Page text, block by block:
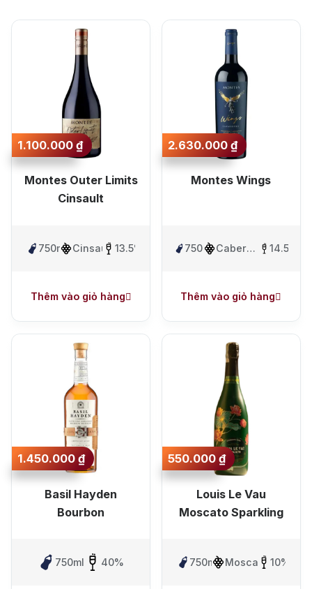
Jack
giá lớn nhất
Sắp xếp theo mức
giá nhỏ nhất
Sắp xếp theo mới
nhất
Sắp xếp theo lâu
1.100.000₫
Montes Outer Limits
Cinsault
750ml Cinsault 13.5%
Thêm vào giỏ hàng
2.630.000₫
Montes Wings
750ml Cabernet 14.5%
Thêm vào giỏ hàng
1.450.000₫
Basil Hayden
Bourbon
750ml 40%
550.000₫
Louis Le Vau
Moscato Sparkling
750ml Moscato 10%